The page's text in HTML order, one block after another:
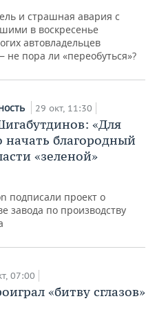
и страшная авария с
в воскресенье
автовладельцев
не пора ли «переобуться»?
29 окт, 11:30
«Для
начать благородный
«зеленой»
подписали проект о
завода по производству
07:00
«битву сглазов»